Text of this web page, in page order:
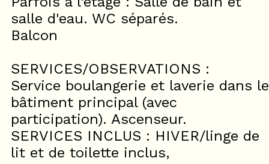
salle d'eau. WC séparés.
Balcon
SERVICES/OBSERVATIONS :
Service boulangerie et laverie dans le
bâtiment principal (avec
participation). Ascenseur.
SERVICES INCLUS : HIVER/linge de
lit et de toilette inclus,